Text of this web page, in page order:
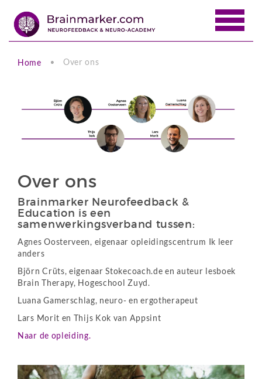
Home Over ons
Over ons
Brainmarker Neurofeedback &
Education is een
samenwerkingsverband tussen:
Agnes Oosterveen, eigenaar opleidingscentrum Ik leer
anders
Björn Crüts, eigenaar Stokecoach.de en auteur lesboek
Brain Therapy, Hogeschool Zuyd.
Luana Gamerschlag, neuro- en ergotherapeut
Lars Morit en Thijs Kok van Appsint
Naar de opleiding.